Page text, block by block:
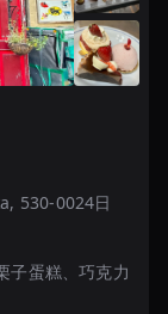
530-0024日
子蛋糕、巧克力